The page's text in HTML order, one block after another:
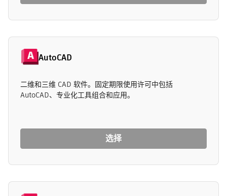
AutoCAD
二维和三维 CAD 软件。固定期限使用许可中包括
AutoCAD、专业化工具组合和应用。
选择